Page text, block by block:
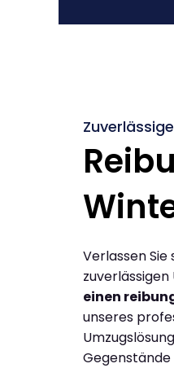
Verlassen
einen
unseres
Gegenstände